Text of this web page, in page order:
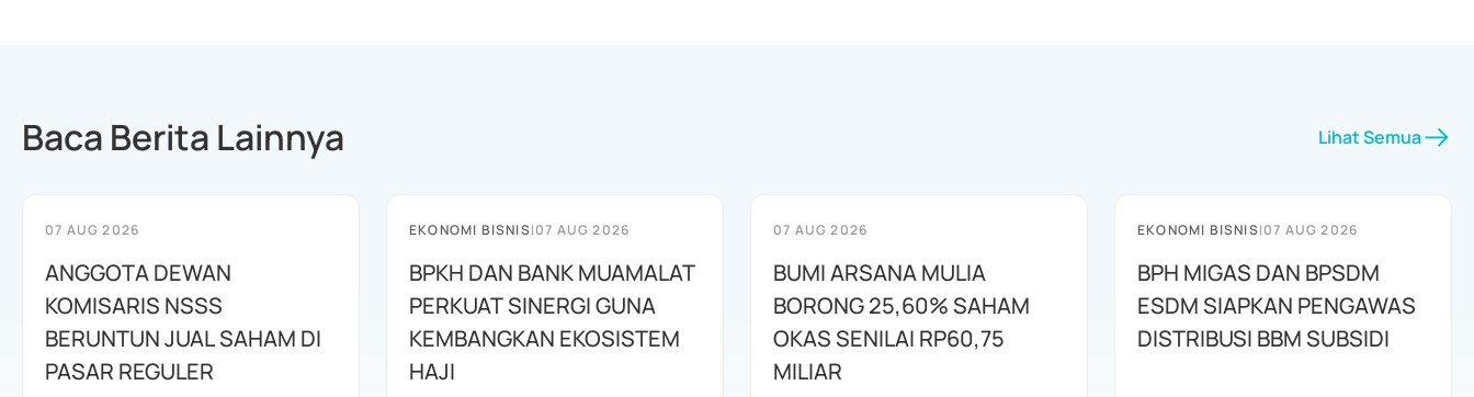
Baca Berita Lainnya Lihat Semua
07 AUG 2026
ANGGOTA DEWAN
KOMISARIS NSSS
BERUNTUN JUAL SAHAM DI
PASAR REGULER
EKONOMI BISNIS|07 AUG 2026
BPKH DAN BANK MUAMALAT
PERKUAT SINERGI GUNA
KEMBANGKAN EKOSISTEM
HAJI
07 AUG 2026
BUMI ARSANA MULIA
BORONG 25,60% SAHAM
OKAS SENILAI RP60,75
MILIAR
EKONOMI BISNIS|07 AUG 2026
BPH MIGAS DAN BPSDM
ESDM SIAPKAN PENGAWAS
DISTRIBUSI BBM SUBSIDI